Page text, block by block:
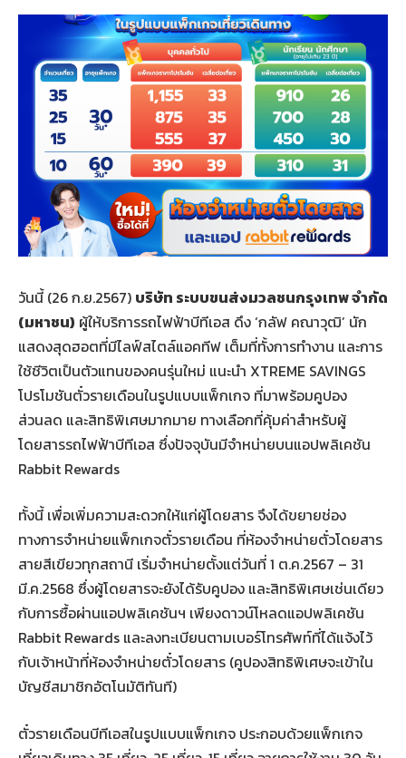
วันนี้ (26 ก.ย.2567) บริษัท ระบบขนส่งมวลชนกรุงเทพ จำกัด
(มหาชน) ผู้ให้บริการรถไฟฟ้าบีทีเอส ดึง ‘กลัฟ คณาวุฒิ’ นัก
แสดงสุดฮอตที่มีไลฟ์สไตล์แอคทีฟ เต็มที่ทั้งการทำงาน และการ
ใช้ชีวิตเป็นตัวแทนของคนรุ่นใหม่ แนะนำ XTREME SAVINGS
โปรโมชันตั๋วรายเดือนในรูปแบบแพ็กเกจ ที่มาพร้อมคูปอง
ส่วนลด และสิทธิพิเศษมากมาย ทางเลือกที่คุ้มค่าสำหรับผู้
โดยสารรถไฟฟ้าบีทีเอส ซึ่งปัจจุบันมีจำหน่ายบนแอปพลิเคชัน
Rabbit Rewards
ทั้งนี้ เพื่อเพิ่มความสะดวกให้แก่ผู้โดยสาร จึงได้ขยายช่อง
ทางการจำหน่ายแพ็กเกจตั๋วรายเดือน ที่ห้องจำหน่ายตั๋วโดยสาร
สายสีเขียวทุกสถานี เริ่มจำหน่ายตั้งแต่วันที่ 1 ต.ค.2567 – 31
มี.ค.2568 ซึ่งผู้โดยสารจะยังได้รับคูปอง และสิทธิพิเศษเช่นเดียว
กับการซื้อผ่านแอปพลิเคชันฯ เพียงดาวน์โหลดแอปพลิเคชัน
Rabbit Rewards และลงทะเบียนตามเบอร์โทรศัพท์ที่ได้แจ้งไว้
กับเจ้าหน้าที่ห้องจำหน่ายตั๋วโดยสาร (คูปองสิทธิพิเศษจะเข้าใน
บัญชีสมาชิกอัตโนมัติทันที)
ตั๋วรายเดือนบีทีเอสในรูปแบบแพ็กเกจ ประกอบด้วยแพ็กเกจ